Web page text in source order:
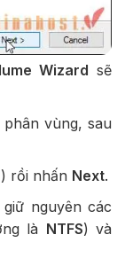
Wizard sẽ
vùng, sau
rồi nhấn Next.
giữ nguyên các
là NTFS) và